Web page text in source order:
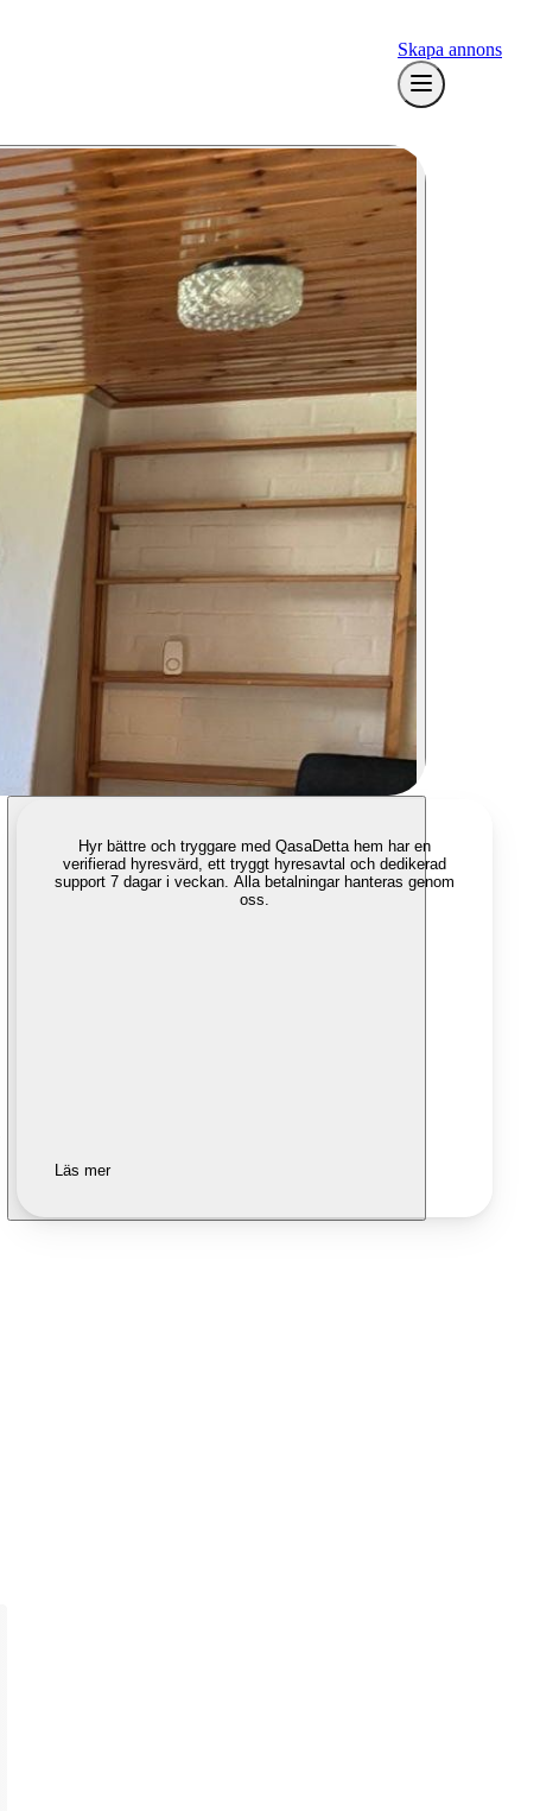
Skapa annons
Hyr bättre och tryggare med QasaDetta hem har en
verifierad hyresvärd, ett tryggt hyresavtal och dedikerad
support 7 dagar i veckan. Alla betalningar hanteras genom
oss.
Läs mer